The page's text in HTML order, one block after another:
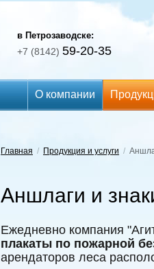
в Петрозаводске:
+7 (8142) 59-20-35
О компании
Главная / Продукция и услуги /
Аншлаги и
Ежедневно компания
плакаты по пожарной
арендаторов леса